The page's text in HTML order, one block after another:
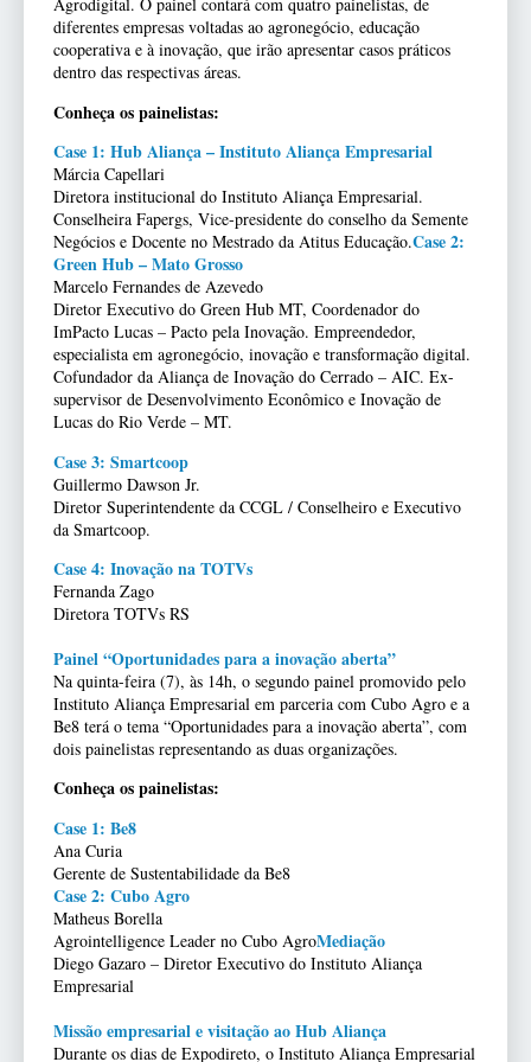
Agrodigital. O painel contará com quatro painelistas, de
diferentes empresas voltadas ao agronegócio, educação
cooperativa e à inovação, que irão apresentar casos práticos
dentro das respectivas áreas.
Conheça os painelistas:
Case 1: Hub Aliança – Instituto Aliança Empresarial
Márcia Capellari
Diretora institucional do Instituto Aliança Empresarial.
Conselheira Fapergs, Vice-presidente do conselho da Semente
Negócios e Docente no Mestrado da Atitus Educação.Case 2:
Green Hub – Mato Grosso
Marcelo Fernandes de Azevedo
Diretor Executivo do Green Hub MT, Coordenador do
ImPacto Lucas – Pacto pela Inovação. Empreendedor,
especialista em agronegócio, inovação e transformação digital.
Cofundador da Aliança de Inovação do Cerrado – AIC. Ex-
supervisor de Desenvolvimento Econômico e Inovação de
Lucas do Rio Verde – MT.
Case 3: Smartcoop
Guillermo Dawson Jr.
Diretor Superintendente da CCGL / Conselheiro e Executivo
da Smartcoop.
Case 4: Inovação na TOTVs
Fernanda Zago
Diretora TOTVs RS
Painel “Oportunidades para a inovação aberta”
Na quinta-feira (7), às 14h, o segundo painel promovido pelo
Instituto Aliança Empresarial em parceria com Cubo Agro e a
Be8 terá o tema “Oportunidades para a inovação aberta”, com
dois painelistas representando as duas organizações.
Conheça os painelistas:
Case 1: Be8
Ana Curia
Gerente de Sustentabilidade da Be8
Case 2: Cubo Agro
Matheus Borella
Agrointelligence Leader no Cubo AgroMediação
Diego Gazaro – Diretor Executivo do Instituto Aliança
Empresarial
Missão empresarial e visitação ao Hub Aliança
Durante os dias de Expodireto, o Instituto Aliança Empresarial